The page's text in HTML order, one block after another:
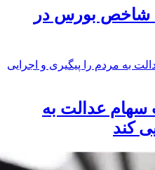
شاخص بورس در
سهام عدالت به
کند